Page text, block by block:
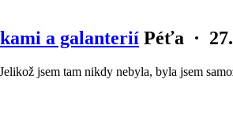
a galanterií Péťa ·
jsem tam nikdy nebyla, byla jsem